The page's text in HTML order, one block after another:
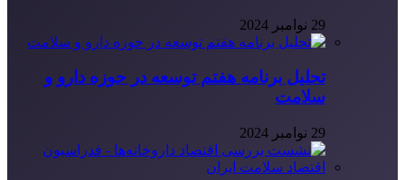
29 نوامبر 2024
تحلیل برنامه هفتم توسعه در حوزه دارو و
سلامت
29 نوامبر 2024